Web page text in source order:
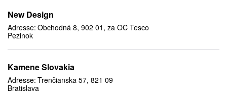
New Design
Adresse: Obchodná 8, 902 01, za OC Tesco
Pezinok
Kamene Slovakia
Adresse: Trenčianska 57, 821 09
Bratislava